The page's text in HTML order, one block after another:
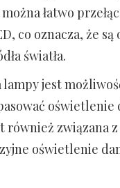
łatwo
co oznacza, że ​​są
światła.
jest
również związana
oświetlenie